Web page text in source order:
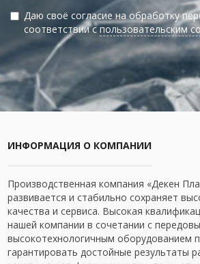
Даю своё согласие на обработку
соответствии спользовательским
ИНФОРМАЦИЯ О КОМПАНИИ
Производственная компания «Декен
развивается и стабильно сохраняет
качества и сервиса. Высокая
нашей компании в сочетании с
высокотехнологичным оборудованием
гарантировать достойные результаты